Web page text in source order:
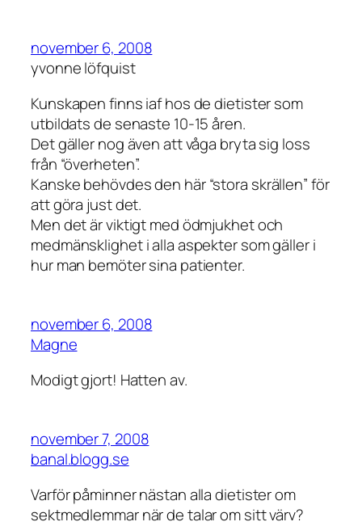
november 6, 2008
yvonne löfquist
Kunskapen finns iaf hos de dietister som
utbildats de senaste 10-15 åren.
Det gäller nog även att våga bryta sig loss
från “överheten”.
Kanske behövdes den här “stora skrällen” för
att göra just det.
Men det är viktigt med ödmjukhet och
medmänsklighet i alla aspekter som gäller i
hur man bemöter sina patienter.
november 6, 2008
Magne
Modigt gjort! Hatten av.
november 7, 2008
banal.blogg.se
Varför påminner nästan alla dietister om
sektmedlemmar när de talar om sitt värv?